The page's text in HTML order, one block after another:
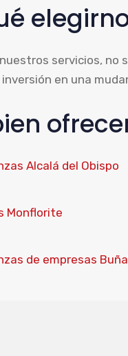
servicios, no
inversión en una
Alcalá del Obispo
Monflorite
de empresas